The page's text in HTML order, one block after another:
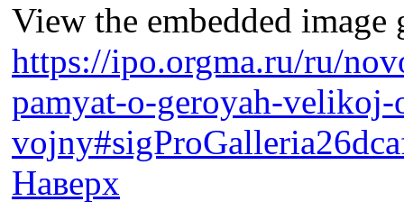
View the embedded
https://ipo.orgma.ru/ru/
pamyat-o-geroyah-velikoj-
Наверх